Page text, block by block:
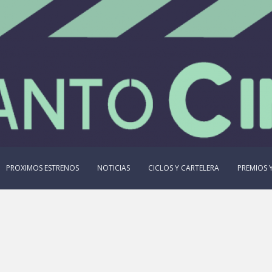
PROXIMOS ESTRENOS NOTICIAS CICLOS Y CARTELERA PREMIOS